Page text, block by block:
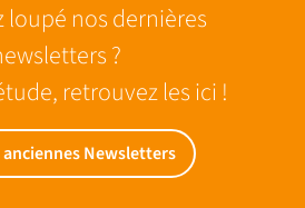
loupé nos dernières
?
retrouvez les ici !
anciennes Newsletters